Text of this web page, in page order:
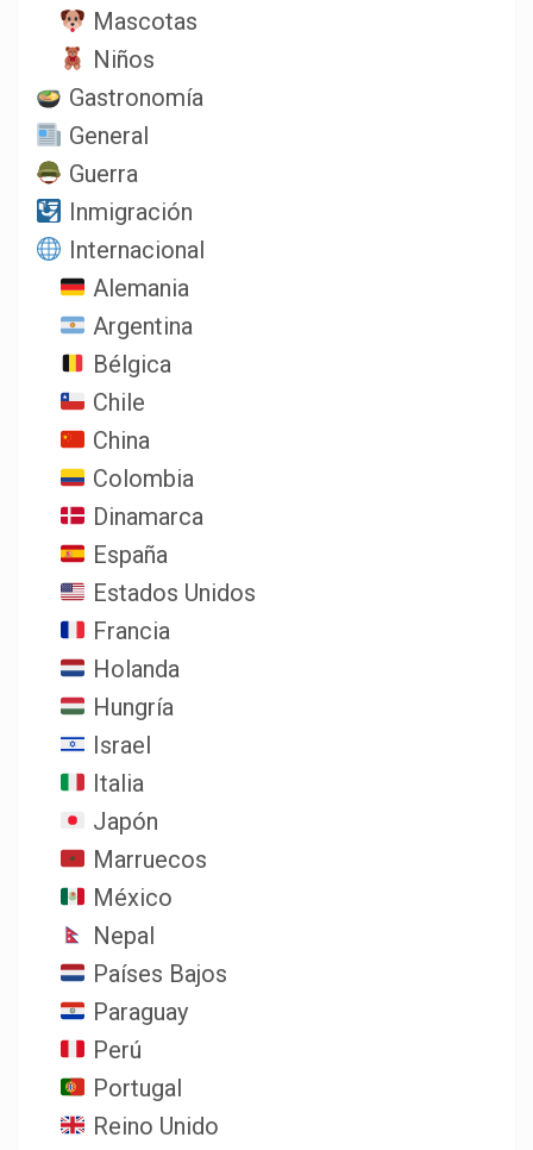
Mascotas
Niños
Gastronomía
General
Guerra
Inmigración
Internacional
Alemania
Argentina
Bélgica
Chile
China
Colombia
Dinamarca
España
Estados Unidos
Francia
Holanda
Hungría
Israel
Italia
Japón
Marruecos
México
Nepal
Países Bajos
Paraguay
Perú
Portugal
Reino Unido